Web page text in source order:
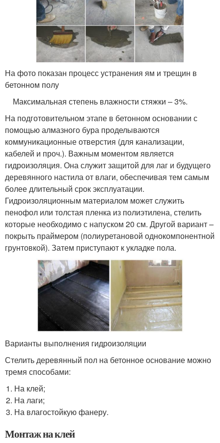
На фото показан процесс устранения ям и трещин в
бетонном полу
Максимальная степень влажности стяжки – 3%.
На подготовительном этапе в бетонном основании с
помощью алмазного бура проделываются
коммуникационные отверстия (для канализации,
кабелей и проч.). Важным моментом является
гидроизоляция. Она служит защитой для лаг и будущего
деревянного настила от влаги, обеспечивая тем самым
более длительный срок эксплуатации.
Гидроизоляционным материалом может служить
пенофол или толстая пленка из полиэтилена, стелить
которые необходимо с напуском 20 см. Другой вариант –
покрыть праймером (полиуретановой однокомпонентной
грунтовкой). Затем приступают к укладке пола.
Варианты выполнения гидроизоляции
Стелить деревянный пол на бетонное основание можно
тремя способами:
На клей;
На лаги;
На влагостойкую фанеру.
Монтаж на клей